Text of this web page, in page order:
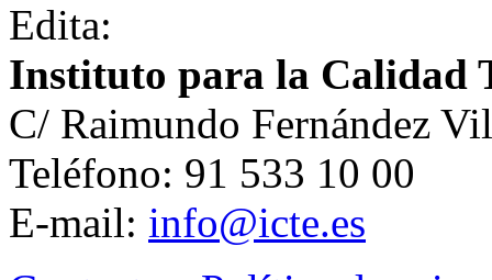
Edita:
Instituto para la Calidad
C/ Raimundo Fernández
Teléfono: 91 533 10 00
E-mail: info@icte.es